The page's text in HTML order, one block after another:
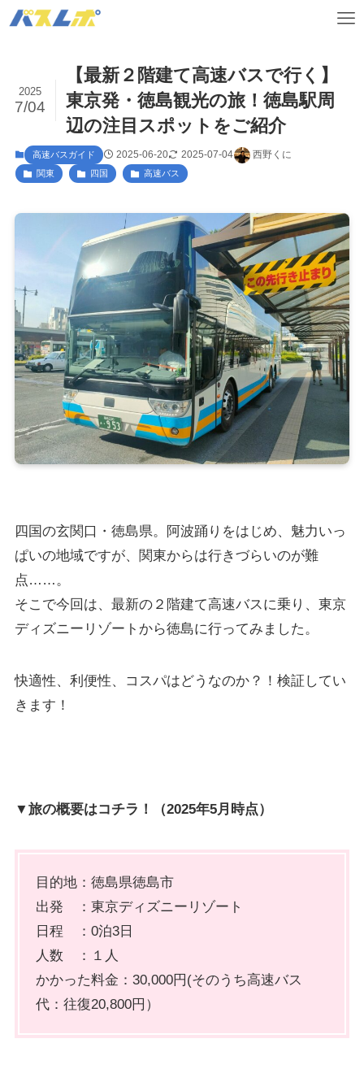
【最新２階建て高速バスで行く】
東京発・徳島観光の旅！徳島駅周
辺の注目スポットをご紹介
2025
7/04
高速バスガイド 2025-06-20 2025-07-04 西野くに
関東 四国 高速バス
四国の玄関口・徳島県。阿波踊りをはじめ、魅力いっ
ぱいの地域ですが、関東からは行きづらいのが難
点……。
そこで今回は、最新の２階建て高速バスに乗り、東京
ディズニーリゾートから徳島に行ってみました。
快適性、利便性、コスパはどうなのか？！検証してい
きます！
▼旅の概要はコチラ！（2025年5月時点）
目的地：徳島県徳島市
出発 ：東京ディズニーリゾート
日程 ：0泊3日
人数 ：１人
かかった料金：30,000円(そのうち高速バス
代：往復20,800円）